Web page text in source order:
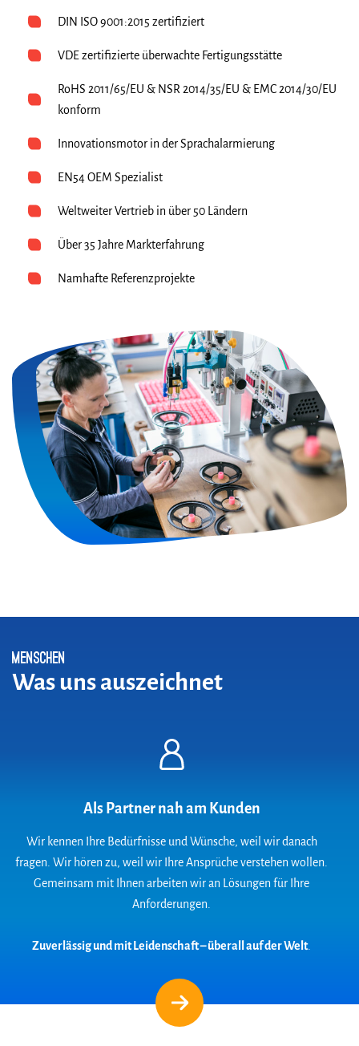
DIN ISO 9001:2015 zertifiziert
VDE zertifizierte überwachte Fertigungsstätte​
RoHS 2011/65/EU & NSR 2014/35/EU & EMC 2014/30/EU
konform​
Innovationsmotor in der Sprachalarmierung​
EN54 OEM Spezialist​
Weltweiter Vertrieb in über 50 Ländern
Über 35 Jahre Markterfahrung
Namhafte Referenzprojekte
Menschen
Was uns auszeichnet
Als Partner nah am Kunden
Wir kennen Ihre Bedürfnisse und Wünsche, weil wir danach
fragen. Wir hören zu, weil wir Ihre Ansprüche verstehen wollen.
Gemeinsam mit Ihnen arbeiten wir an Lösungen für Ihre
Anforderungen.
Zuverlässig und mit Leidenschaft – überall auf der Welt.